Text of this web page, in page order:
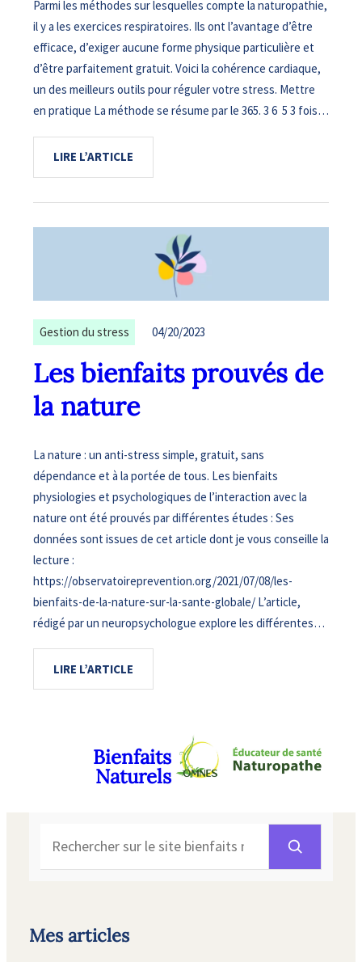
Parmi les méthodes sur lesquelles compte la naturopathie,
il y a les exercices respiratoires. Ils ont l’avantage d’être
efficace, d’exiger aucune forme physique particulière et
d’être parfaitement gratuit. Voici la cohérence cardiaque,
un des meilleurs outils pour réguler votre stress. Mettre
en pratique La méthode se résume par le 365. 3 6 5 3 fois…
LIRE L’ARTICLE
Gestion du stress 04/20/2023
Les bienfaits prouvés de
la nature
La nature : un anti-stress simple, gratuit, sans
dépendance et à la portée de tous. Les bienfaits
physiologies et psychologiques de l’interaction avec la
nature ont été prouvés par différentes études : Ses
données sont issues de cet article dont je vous conseille la
lecture :
https://observatoireprevention.org/2021/07/08/les-
bienfaits-de-la-nature-sur-la-sante-globale/ L’article,
rédigé par un neuropsychologue explore les différentes…
LIRE L’ARTICLE
Bienfaits
Naturels
Mes articles